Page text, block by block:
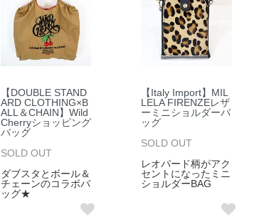
【DOUBLE STAND
ARD CLOTHING×B
ALL＆CHAIN】Wild
Cherryショッピング
バッグ
SOLD OUT
ダブスタとボール＆
チェーンのコラボバ
ッグ★
【Italy Import】MIL
LELA FIRENZEレザ
ーミニショルダーバ
ッグ
SOLD OUT
レオパード柄がアク
セントになったミニ
ショルダーBAG